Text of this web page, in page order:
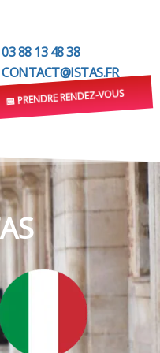
03 88 13 48 38
CONTACT@ISTAS.FR
📅 PRENDRE RENDEZ-VOUS